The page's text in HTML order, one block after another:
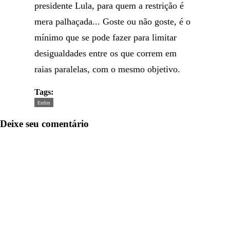
presidente Lula, para quem a restrição é
mera palhaçada... Goste ou não goste, é o
mínimo que se pode fazer para limitar
desigualdades entre os que correm em
raias paralelas, com o mesmo objetivo.
Tags:
Enfim
Deixe seu comentário